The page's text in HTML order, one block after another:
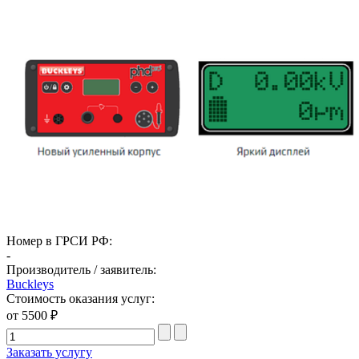
Номер в ГРСИ РФ:
-
Производитель / заявитель:
Buckleys
Стоимость оказания услуг:
от 5500 ₽
Заказать услугу